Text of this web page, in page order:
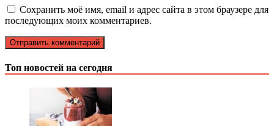
Сохранить моё имя, email и адрес сайта в этом браузере для
последующих моих комментариев.
Топ новостей на сегодня